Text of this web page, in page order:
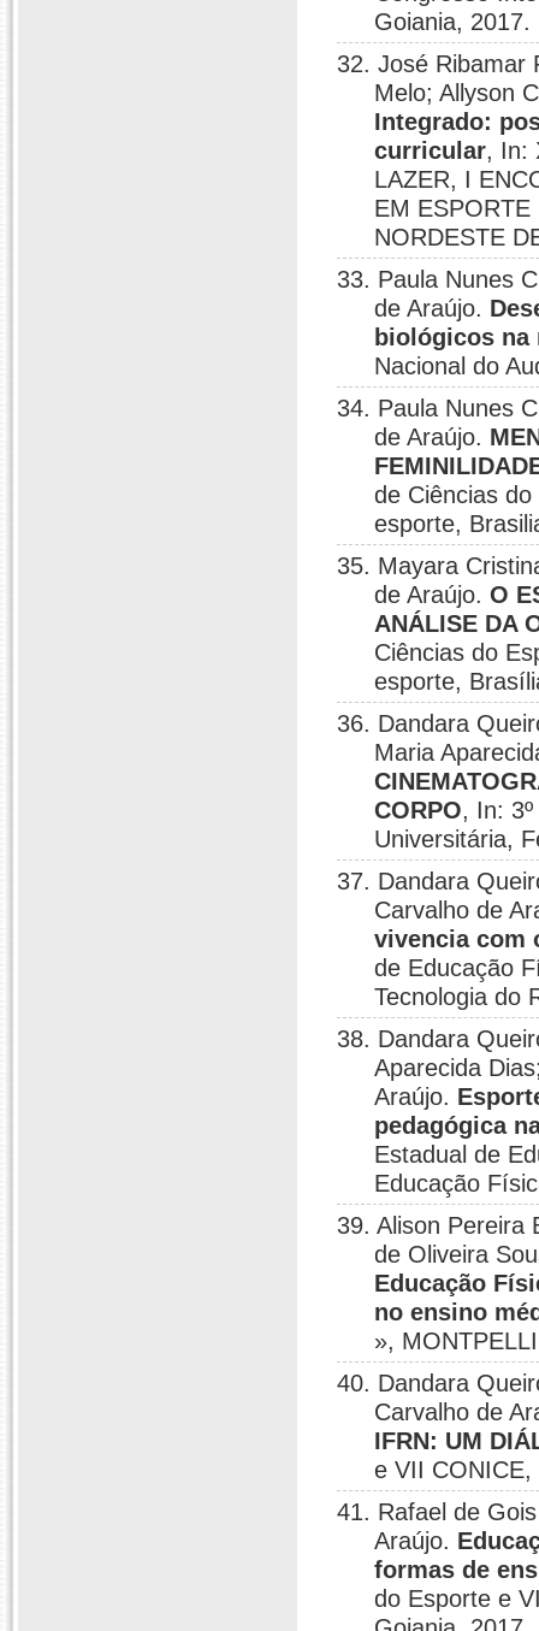
Goiania, 2017.
32. José Ribamar
Melo; Allyson
Integrado:
curricular, In:
LAZER, I
EM
NORDESTE
33. Paula Nunes
de Araújo.
biológicos na
Nacional do
34. Paula Nunes
de Araújo.
de Ciências
esporte,
35. Mayara
de Araújo.O
ANÁLISE DA
Ciências do
esporte,
36. Dandara
Maria
CORPO, In:
Universitária,
37. Dandara
Carvalho de
vivencia com
de Educação
Tecnologia do
38. Dandara
Aparecida
Araújo.
pedagógica
Estadual de
Educação
39. Alison Pereira
de Oliveira
Educação
no ensino
»,
40. Dandara
Carvalho de
IFRN: UM
e VII
41. Rafael de
Araújo.
formas de
do Esporte e